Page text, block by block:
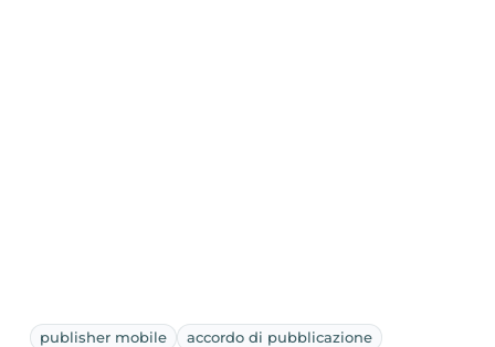
publisher mobile
accordo di pubblicazione